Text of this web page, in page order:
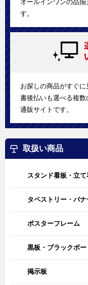
オールインワンの品
す。
お探しの商品がすぐ
書後払いも選べる複
通販サイトです。
取扱い商品
スタンド看板・立て
タペストリー・バナ
ポスターフレーム
黒板・ブラックボ
掲示板